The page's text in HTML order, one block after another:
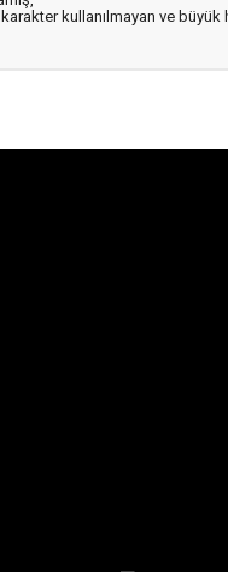
kullanılmayan ve büyük